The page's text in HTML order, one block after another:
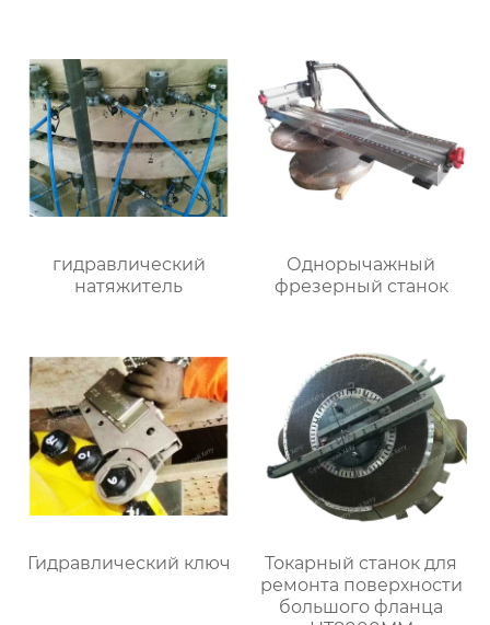
гидравлический
натяжитель
Однорычажный
фрезерный станок
Гидравлический ключ
Токарный станок для
ремонта поверхности
большого фланца